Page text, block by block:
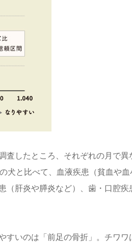
査したところ、それぞれの月で異
犬と比べて、血液疾患（貧血や血
（肝炎や膵炎など）、歯・口腔疾
すいのは「前足の骨折」。チワワ